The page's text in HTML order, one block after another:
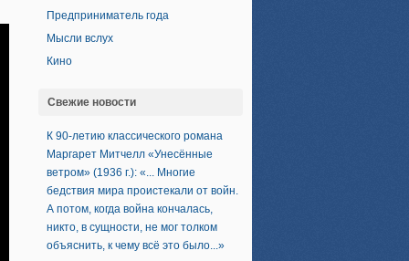
Предприниматель года
Мысли вслух
Кино
Свежие новости
К 90-летию классического романа
Маргарет Митчелл «Унесённые
ветром» (1936 г.): «... Многие
бедствия мира проистекали от войн.
А потом, когда война кончалась,
никто, в сущности, не мог толком
объяснить, к чему всё это было...»